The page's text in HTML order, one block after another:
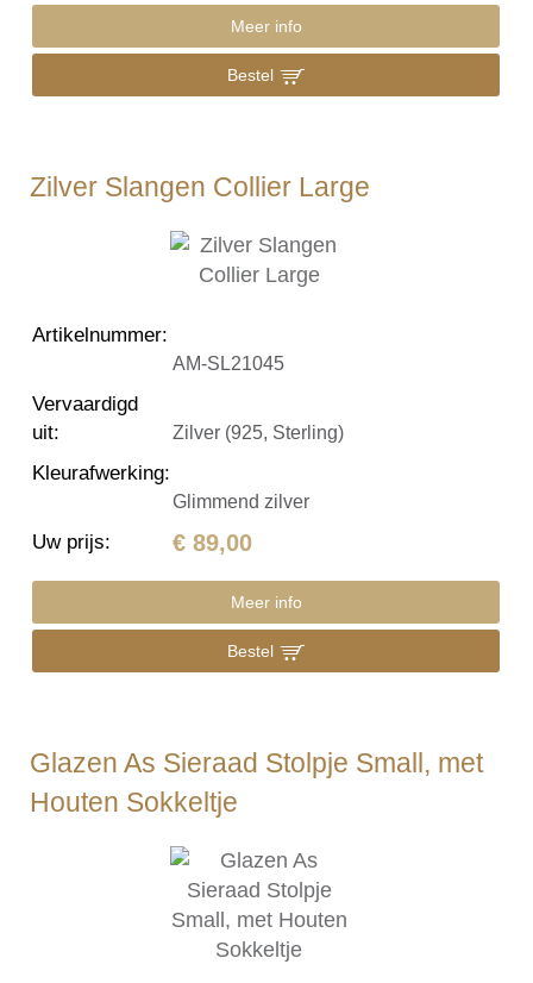
Meer info
Bestel
Zilver Slangen Collier Large
Artikelnummer:
AM-SL21045
Vervaardigd
uit: Zilver (925, Sterling)
Kleurafwerking:
Glimmend zilver
Uw prijs: € 89,00
Meer info
Bestel
Glazen As Sieraad Stolpje Small, met
Houten Sokkeltje